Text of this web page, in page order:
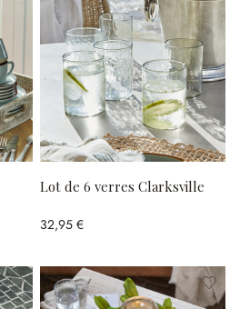
Lot de 6 verres Clarksville
32,95 €